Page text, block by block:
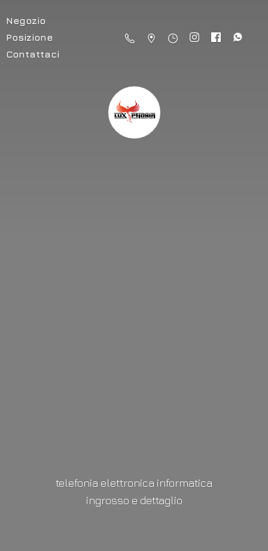
Negozio
Posizione
Contattaci
telefonia elettronica informatica
ingrosso e dettaglio